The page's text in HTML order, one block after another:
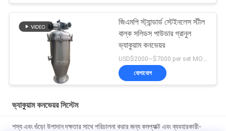
জিএমপি স্ট্যান্ডার্ড স্টেইনলেস স্টীল
বাল্ক সলিডস পাউডার গ্রানুল
ভ্যাকুয়াম কনভেয়র
USD$2000~$7000 per set MOQ:1 সেট
যোগাযোগ
ভ্যাকুয়াম কনভেয়র সিস্টেম
শস্য এবং গুঁড়ো উপাদান দক্ষতার সাথে পরিচালনা করার জন্য কমপ্যাক্ট এবং ব্যবহারকারী-